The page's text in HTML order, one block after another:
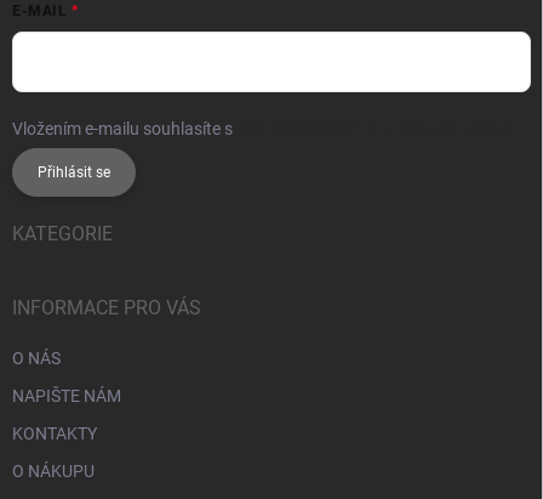
E-MAIL
Vložením e-mailu souhlasíte s
Přihlásit se
KATEGORIE
INFORMACE PRO VÁS
O NÁS
NAPIŠTE NÁM
KONTAKTY
O NÁKUPU